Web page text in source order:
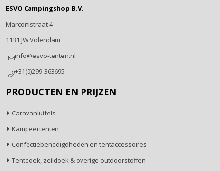
ESVO Campingshop B.V.
Marconistraat 4
1131 JW Volendam
info@esvo-tenten.nl
+31(0)299-363695
PRODUCTEN EN PRIJZEN
Caravanluifels
Kampeertenten
Confectiebenodigdheden en tentaccessoires
Tentdoek, zeildoek & overige outdoorstoffen